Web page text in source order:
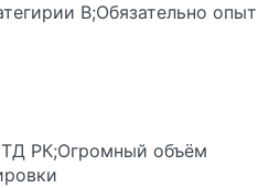
В;Обязательно опыт
РК;Огромный объём